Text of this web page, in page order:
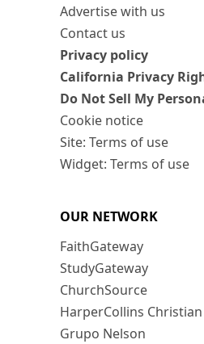
Advertise with us
Contact us
Privacy policy
California Privacy
Do Not Sell My
Cookie notice
Site: Terms of use
Widget: Terms of use
OUR NETWORK
FaithGateway
StudyGateway
ChurchSource
HarperCollins
Grupo Nelson